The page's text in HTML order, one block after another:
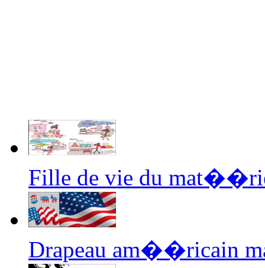
Fille de vie du
Drapeau am��ricain